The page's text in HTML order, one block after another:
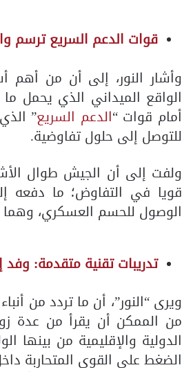
قوات الدعم السريع ترسم
وأشار النور، إلى أن من
الواقع الميداني الذي يحمل
أمام قوات “الدعم السريع”
للتوصل إلى حلول تفاوضية.
ولفت إلى أن الجيش طوال
قويا في التفاوض؛ ما دفعه
الوصول للحسم العسكري، وهما
تدريبات تقنية متقدمة:
ويرى “النور”، أن ما تردد من
من الممكن أن يقرأ من عدة
الدولية والإقليمية من بينها
الضغط على القوى المتحاربة